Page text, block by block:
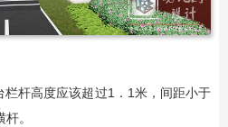
杆高度应该超过1．1米，间距小于
。